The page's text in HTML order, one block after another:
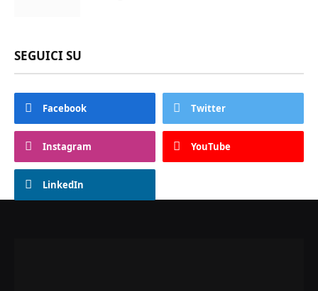
SEGUICI SU
Facebook Twitter
Instagram YouTube
LinkedIn